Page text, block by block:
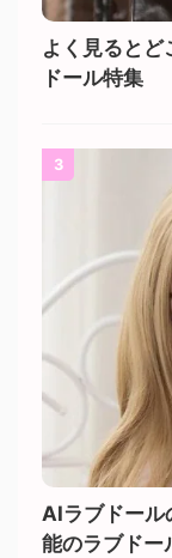
よく見るとど
ドール特集
3
AIラブドール
能のラブドー